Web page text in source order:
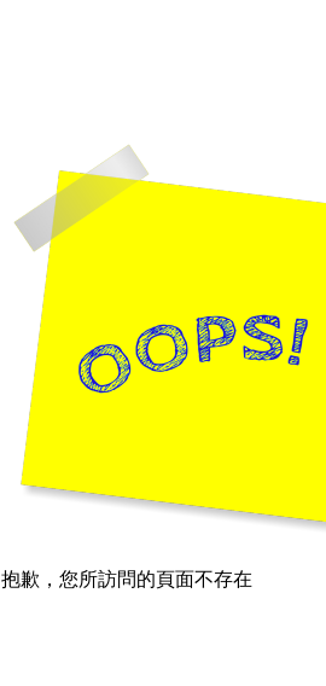
抱歉，您所訪問的頁面不存在